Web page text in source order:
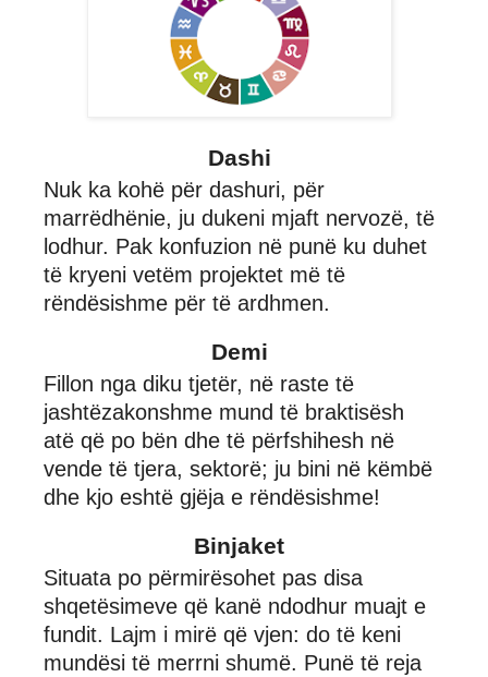
Dashi
Nuk ka kohë për dashuri, për
marrëdhënie, ju dukeni mjaft nervozë, të
lodhur. Pak konfuzion në punë ku duhet
të kryeni vetëm projektet më të
rëndësishme për të ardhmen.
Demi
Fillon nga diku tjetër, në raste të
jashtëzakonshme mund të braktisësh
atë që po bën dhe të përfshihesh në
vende të tjera, sektorë; ju bini në këmbë
dhe kjo eshtë gjëja e rëndësishme!
Binjaket
Situata po përmirësohet pas disa
shqetësimeve që kanë ndodhur muajt e
fundit. Lajm i mirë që vjen: do të keni
mundësi të merrni shumë. Punë të reja